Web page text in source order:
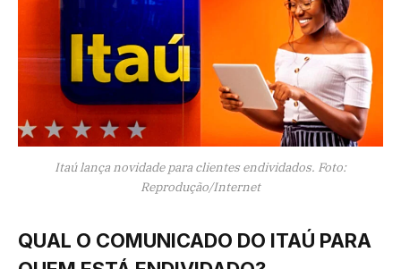
Itaú lança novidade para clientes endividados. Foto:
Reprodução/Internet
QUAL O COMUNICADO DO ITAÚ PARA